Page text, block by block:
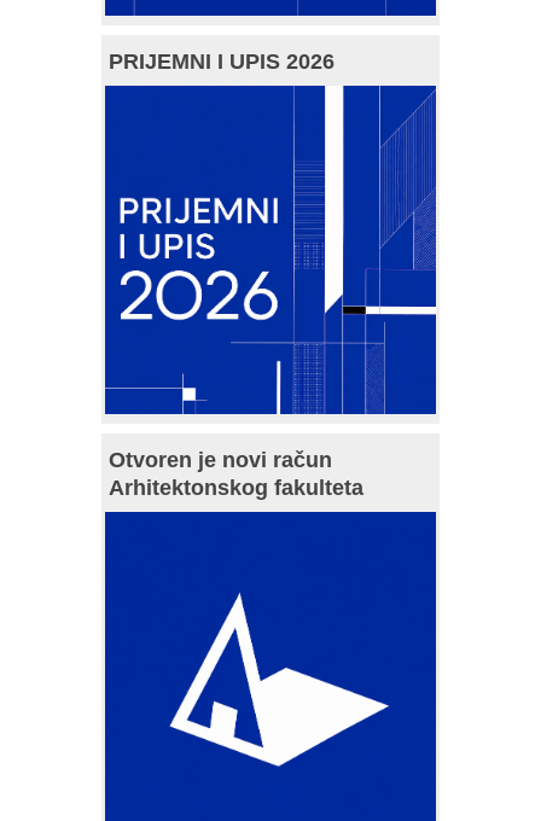
PRIJEMNI I UPIS 2026
Otvoren je novi račun
Arhitektonskog fakulteta